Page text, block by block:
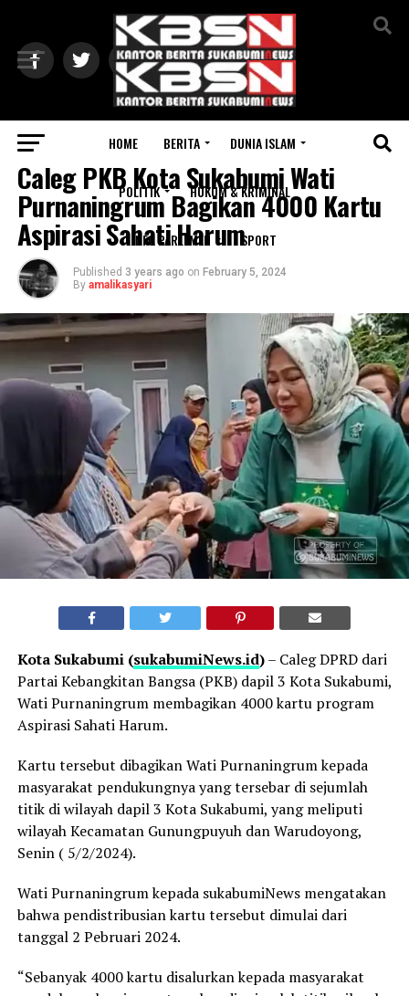
HOME BERITA DUNIA ISLAM
POLITIK HUKUM & KRIMINAL
INFO PARLEMEN SPORT
POLITIK
Caleg PKB Kota Sukabumi Wati
Purnaningrum Bagikan 4000 Kartu
Aspirasi Sahati Harum
Published 3 years ago on February 5, 2024
By amalikasyari
Kota Sukabumi (sukabumiNews.id)– Caleg DPRD dari
Partai Kebangkitan Bangsa (PKB) dapil 3 Kota Sukabumi,
Wati Purnaningrum membagikan 4000 kartu program
Aspirasi Sahati Harum.
Kartu tersebut dibagikan Wati Purnaningrum kepada
masyarakat pendukungnya yang tersebar di sejumlah
titik di wilayah dapil 3 Kota Sukabumi, yang meliputi
wilayah Kecamatan Gunungpuyuh dan Warudoyong,
Senin ( 5/2/2024).
Wati Purnaningrum kepada sukabumiNews mengatakan
bahwa pendistribusian kartu tersebut dimulai dari
tanggal 2 Pebruari 2024.
“Sebanyak 4000 kartu disalurkan kepada masyarakat
Exit mobile version